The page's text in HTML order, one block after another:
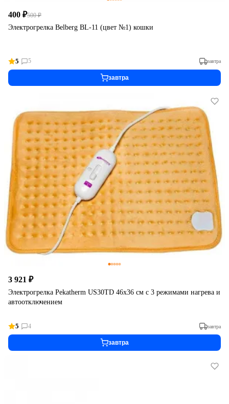
400 ₽500 ₽
Электрогрелка Belberg BL-11 (цвет №1) кошки
5 5 завтра
завтра
3 921 ₽
Электрогрелка Pekatherm US30TD 46х36 см с 3 режимами нагрева и
автоотключением
5 4 завтра
завтра